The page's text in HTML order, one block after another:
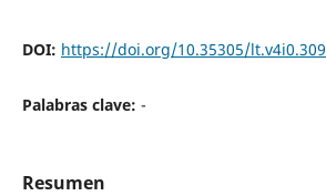
DOI: https://doi.org/10.35305/lt.v4i0.309
Palabras clave: -
Resumen